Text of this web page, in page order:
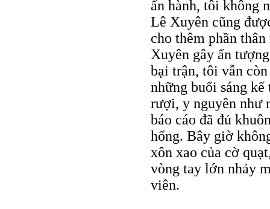
ấn hành, tôi không
Lê Xuyên cũng
cho thêm phần
Xuyên gây ấn
bại trận, tôi vẫn
những buổi sáng
rượi, y nguyên như
báo cáo đã đủ
hổng. Bây giờ
xôn xao của cờ
vòng tay lớn nhảy
viên.